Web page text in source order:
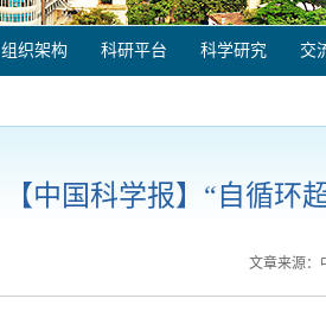
组织架构 科研平台 科学研究 交
【中国科学报】“自循环
文章来源：